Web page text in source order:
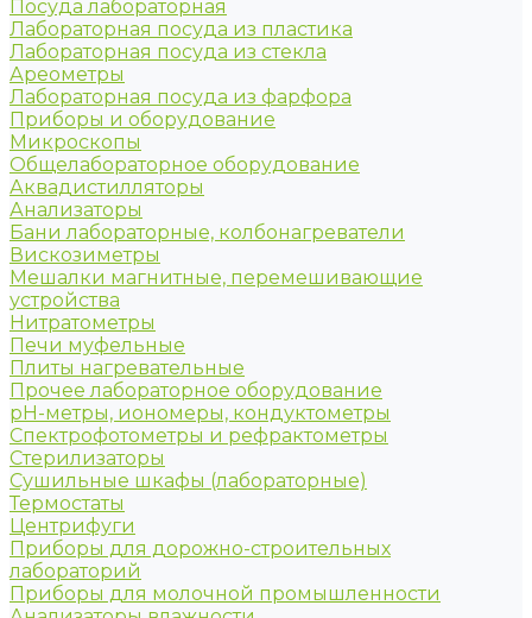
Посуда лабораторная
Лабораторная посуда из пластика
Лабораторная посуда из стекла
Ареометры
Лабораторная посуда из фарфора
Приборы и оборудование
Микроскопы
Общелабораторное оборудование
Аквадистилляторы
Анализаторы
Бани лабораторные, колбонагреватели
Вискозиметры
Мешалки магнитные, перемешивающие
устройства
Нитратометры
Печи муфельные
Плиты нагревательные
Прочее лабораторное оборудование
рН-метры, иономеры, кондуктометры
Спектрофотометры и рефрактометры
Стерилизаторы
Сушильные шкафы (лабораторные)
Термостаты
Центрифуги
Приборы для дорожно-строительных
лабораторий
Приборы для молочной промышленности